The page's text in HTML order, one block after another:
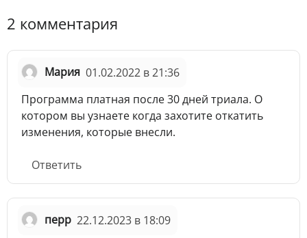
2 комментария
Мария 01.02.2022 в 21:36
Программа платная после 30 дней триала. О
котором вы узнаете когда захотите откатить
изменения, которые внесли.
Ответить
перр 22.12.2023 в 18:09